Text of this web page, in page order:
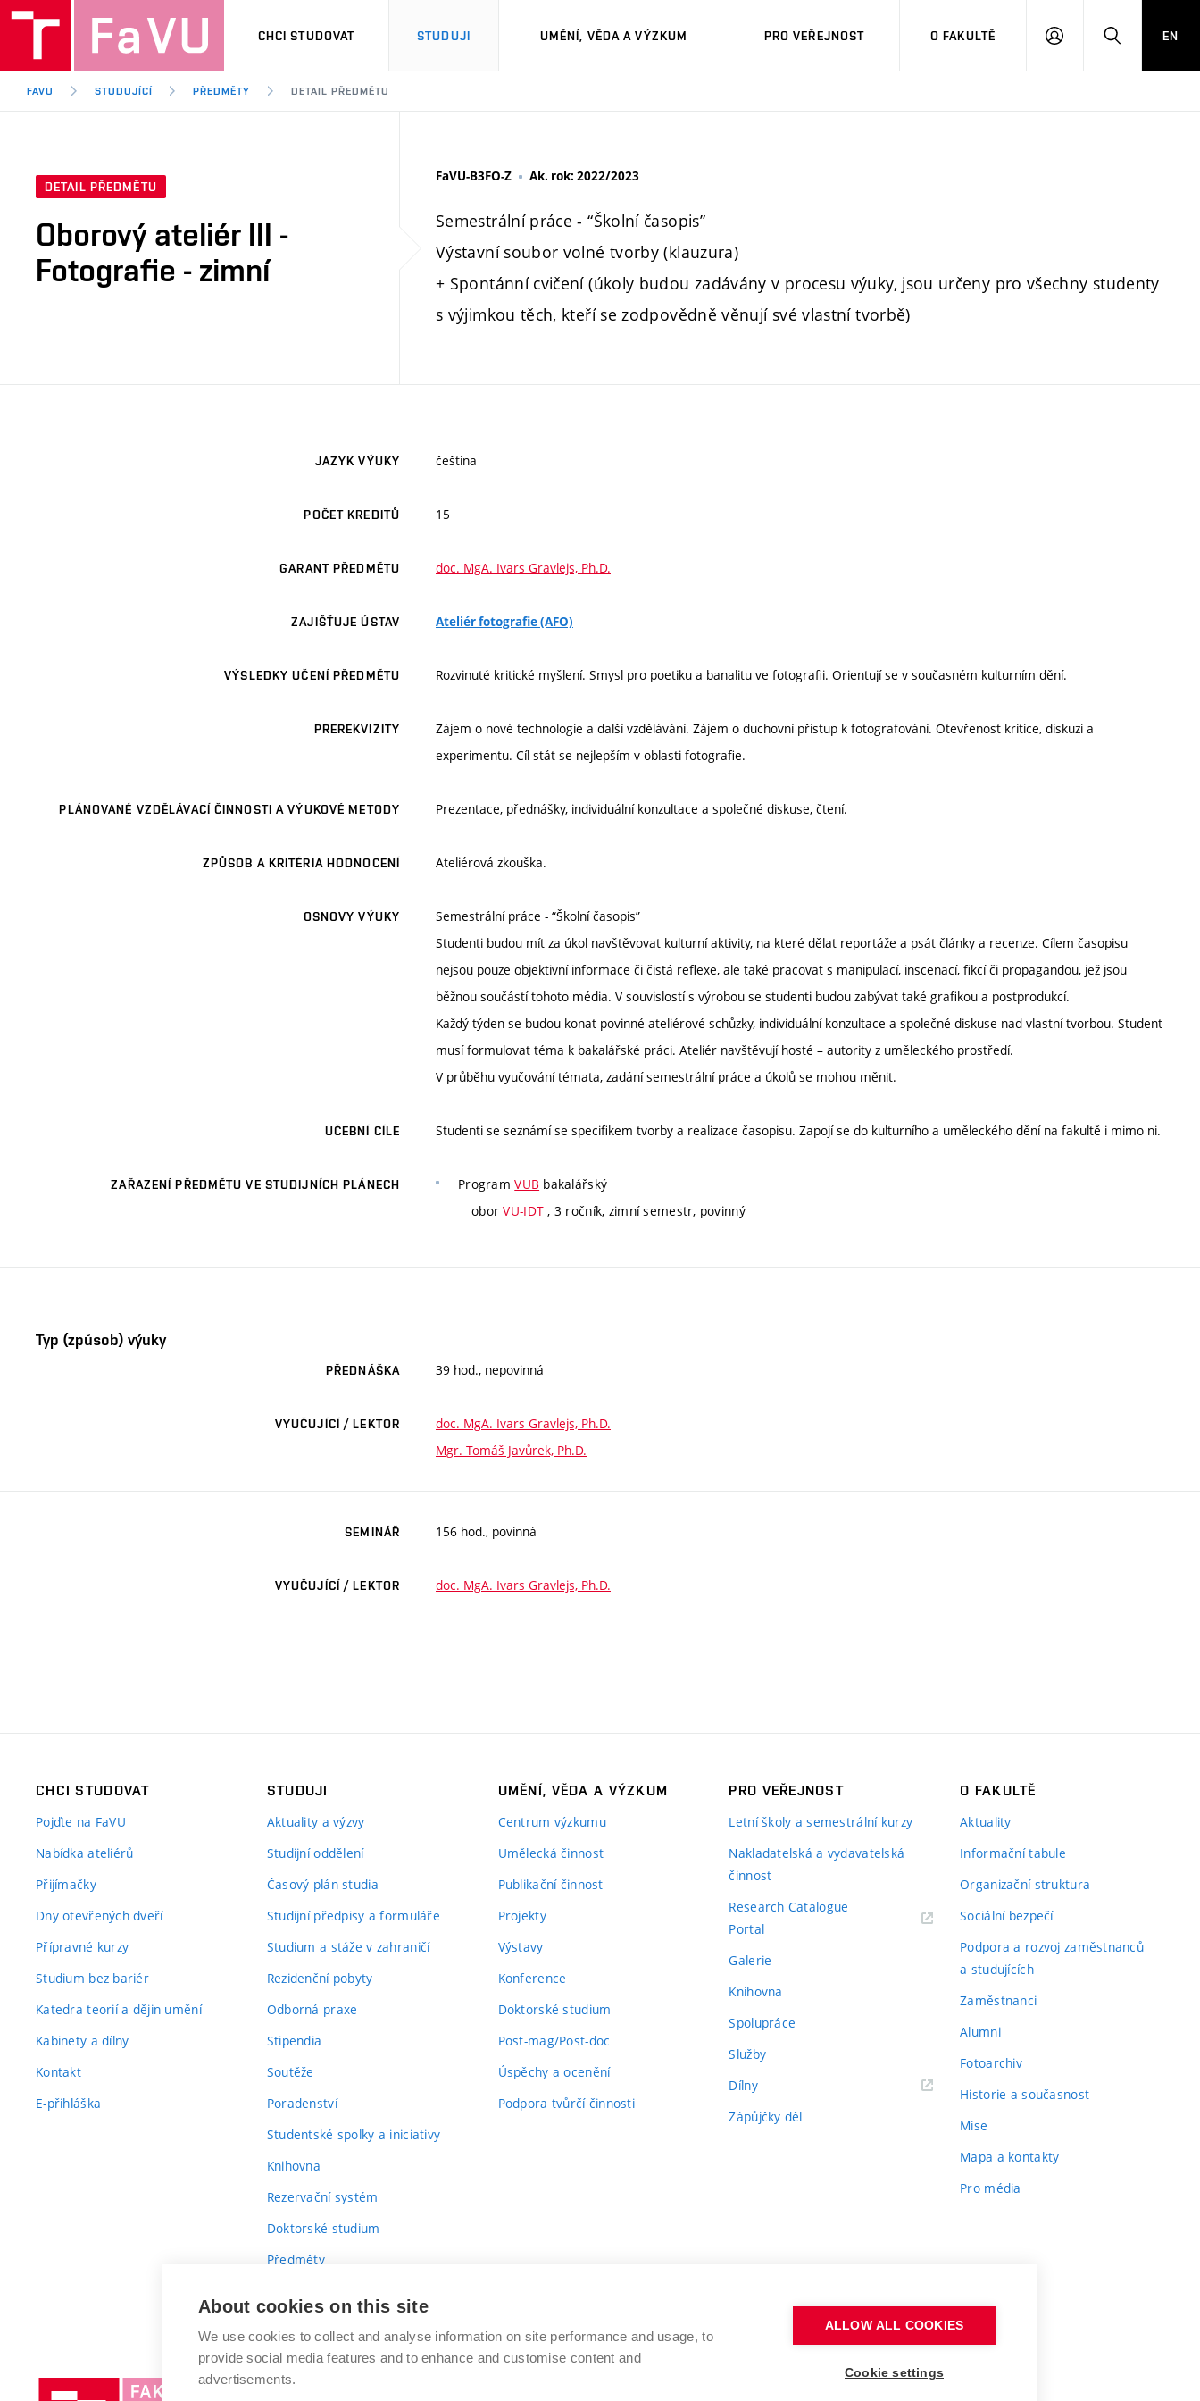
CHCI STUDOVAT STUDUJI UMĚNÍ, VĚDA A VÝZKUM PRO VEŘEJNOST O FAKULTĚ
PŘIHLÁSITHLEDAT
EN
FAVU STUDUJÍCÍ PŘEDMĚTY DETAIL PŘEDMĚTU
DETAIL PŘEDMĚTU
Oborový ateliér III -
Fotografie - zimní
FaVU-B3FO-Z Ak. rok: 2022/2023
Semestrální práce - “Školní časopis”
Výstavní soubor volné tvorby (klauzura)
+ Spontánní cvičení (úkoly budou zadávány v procesu výuky, jsou určeny pro všechny studenty
s výjimkou těch, kteří se zodpovědně věnují své vlastní tvorbě)
JAZYK VÝUKY čeština
POČET KREDITŮ 15
GARANT PŘEDMĚTU doc. MgA. Ivars Gravlejs, Ph.D.
ZAJIŠŤUJE ÚSTAV Ateliér fotografie (AFO)
VÝSLEDKY UČENÍ PŘEDMĚTU Rozvinuté kritické myšlení. Smysl pro poetiku a banalitu ve fotografii. Orientují se v současném kulturním dění.
PREREKVIZITY
Zájem o nové technologie a další vzdělávání. Zájem o duchovní přístup k fotografování. Otevřenost kritice, diskuzi a
experimentu. Cíl stát se nejlepším v oblasti fotografie.
PLÁNOVANÉ VZDĚLÁVACÍ ČINNOSTI A VÝUKOVÉ METODY Prezentace, přednášky, individuální konzultace a společné diskuse, čtení.
ZPŮSOB A KRITÉRIA HODNOCENÍ Ateliérová zkouška.
OSNOVY VÝUKY
Semestrální práce - “Školní časopis”
Studenti budou mít za úkol navštěvovat kulturní aktivity, na které dělat reportáže a psát články a recenze. Cílem časopisu
nejsou pouze objektivní informace či čistá reflexe, ale také pracovat s manipulací, inscenací, fikcí či propagandou, jež jsou
běžnou součástí tohoto média. V souvislostí s výrobou se studenti budou zabývat také grafikou a postprodukcí.
Každý týden se budou konat povinné ateliérové schůzky, individuální konzultace a společné diskuse nad vlastní tvorbou. Student
musí formulovat téma k bakalářské práci. Ateliér navštěvují hosté – autority z uměleckého prostředí.
V průběhu vyučování témata, zadání semestrální práce a úkolů se mohou měnit.
UČEBNÍ CÍLE Studenti se seznámí se specifikem tvorby a realizace časopisu. Zapojí se do kulturního a uměleckého dění na fakultě i mimo ni.
ZAŘAZENÍ PŘEDMĚTU VE STUDIJNÍCH PLÁNECH ProgramVUB bakalářský
oborVU-IDT , 3 ročník, zimní semestr, povinný
Typ (způsob) výuky
PŘEDNÁŠKA 39 hod., nepovinná
VYUČUJÍCÍ / LEKTOR
doc. MgA. Ivars Gravlejs, Ph.D.
Mgr. Tomáš Javůrek, Ph.D.
SEMINÁŘ 156 hod., povinná
VYUČUJÍCÍ / LEKTOR doc. MgA. Ivars Gravlejs, Ph.D.
CHCI STUDOVAT
Pojďte na FaVU
Nabídka ateliérů
Přijímačky
Dny otevřených dveří
Přípravné kurzy
Studium bez bariér
Katedra teorií a dějin umění
Kabinety a dílny
Kontakt
E-přihláška
STUDUJI
Aktuality a výzvy
Studijní oddělení
Časový plán studia
Studijní předpisy a formuláře
Studium a stáže v zahraničí
Rezidenční pobyty
Odborná praxe
Stipendia
Soutěže
Poradenství
Studentské spolky a iniciativy
Knihovna
Rezervační systém
Doktorské studium
Předměty
UMĚNÍ, VĚDA A VÝZKUM
Centrum výzkumu
Umělecká činnost
Publikační činnost
Projekty
Výstavy
Konference
Doktorské studium
Post-mag/Post-doc
Úspěchy a ocenění
Podpora tvůrčí činnosti
PRO VEŘEJNOST
Letní školy a semestrální kurzy
Nakladatelská a vydavatelská
činnost
Research Catalogue
Portal
Galerie
Knihovna
Spolupráce
Služby
Dílny
Zápůjčky děl
O FAKULTĚ
Aktuality
Informační tabule
Organizační struktura
Sociální bezpečí
Podpora a rozvoj zaměstnanců
a studujících
Zaměstnanci
Alumni
Fotoarchiv
Historie a současnost
Mise
Mapa a kontakty
Pro média
Vysoké
About cookies on this site
We use cookies to collect and analyse information on site performance and usage, to
provide social media features and to enhance and customise content and
advertisements.
ALLOW ALL COOKIES
Cookie settings